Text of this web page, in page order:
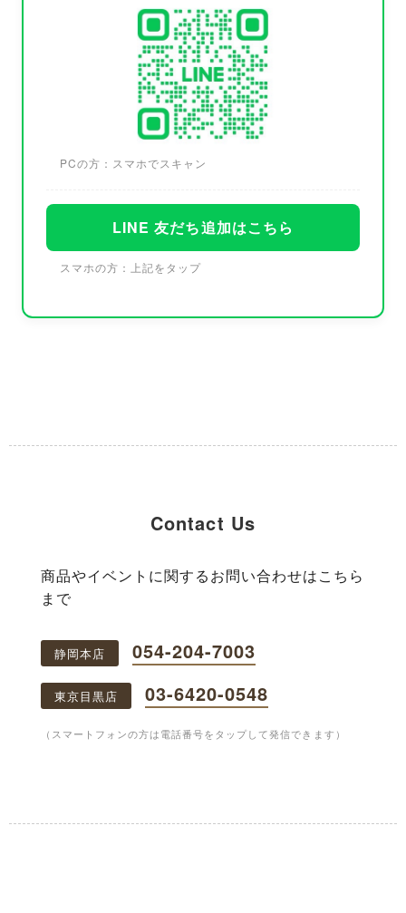
PCの方：スマホでスキャン
LINE 友だち追加はこちら
スマホの方：上記をタップ
Contact Us
商品やイベントに関するお問い合わせはこちら
まで
静岡本店 054-204-7003
東京目黒店 03-6420-0548
（スマートフォンの方は電話番号をタップして発信できます）